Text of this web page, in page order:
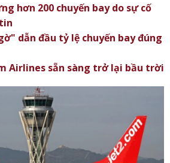
hơn 200 chuyến bay do sự cố
dẫn đầu tỷ lệ chuyến bay đúng
Airlines sẵn sàng trở lại bầu trời